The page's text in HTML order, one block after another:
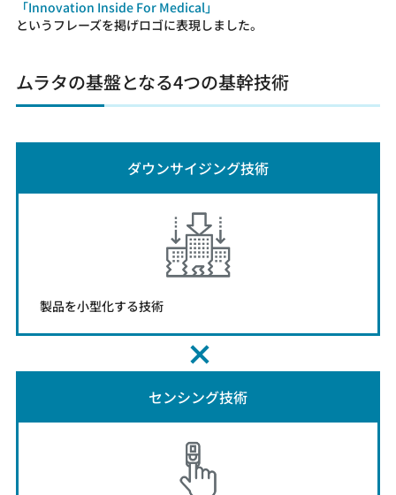
「Innovation Inside For Medical」
というフレーズを掲げロゴに表現しました。
ムラタの基盤となる4つの基幹技術
ダウンサイジング技術
製品を小型化する技術
センシング技術